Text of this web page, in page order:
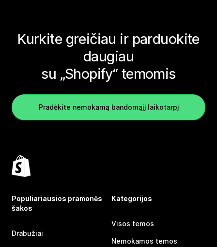
Kurkite greičiau ir parduokite
daugiau
su „Shopify“ temomis
Pradėkite nemokamą bandomąjį laikotarpį
Populiariausios pramonės
šakos
Drabužiai
Kategorijos
Visos temos
Nemokamos temos